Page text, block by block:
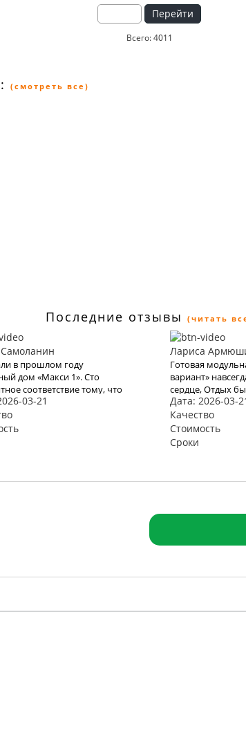
Перейти
Всего: 4011
(смотреть все)
Последние отзывы (читать
в прошлом году
дом «Макси 1». Сто
соответствие тому, что
в КартаТревел.
в этом году
их услугами, но
пандемия все испортит.
03-21
Лариса
Готовая
вариант»
сердце, Отдых
Прекрасное
благодаря Вам
впечатление и
место хочется
и снова.
Дата: 2026-03-
Качество
Стоимость
Сроки